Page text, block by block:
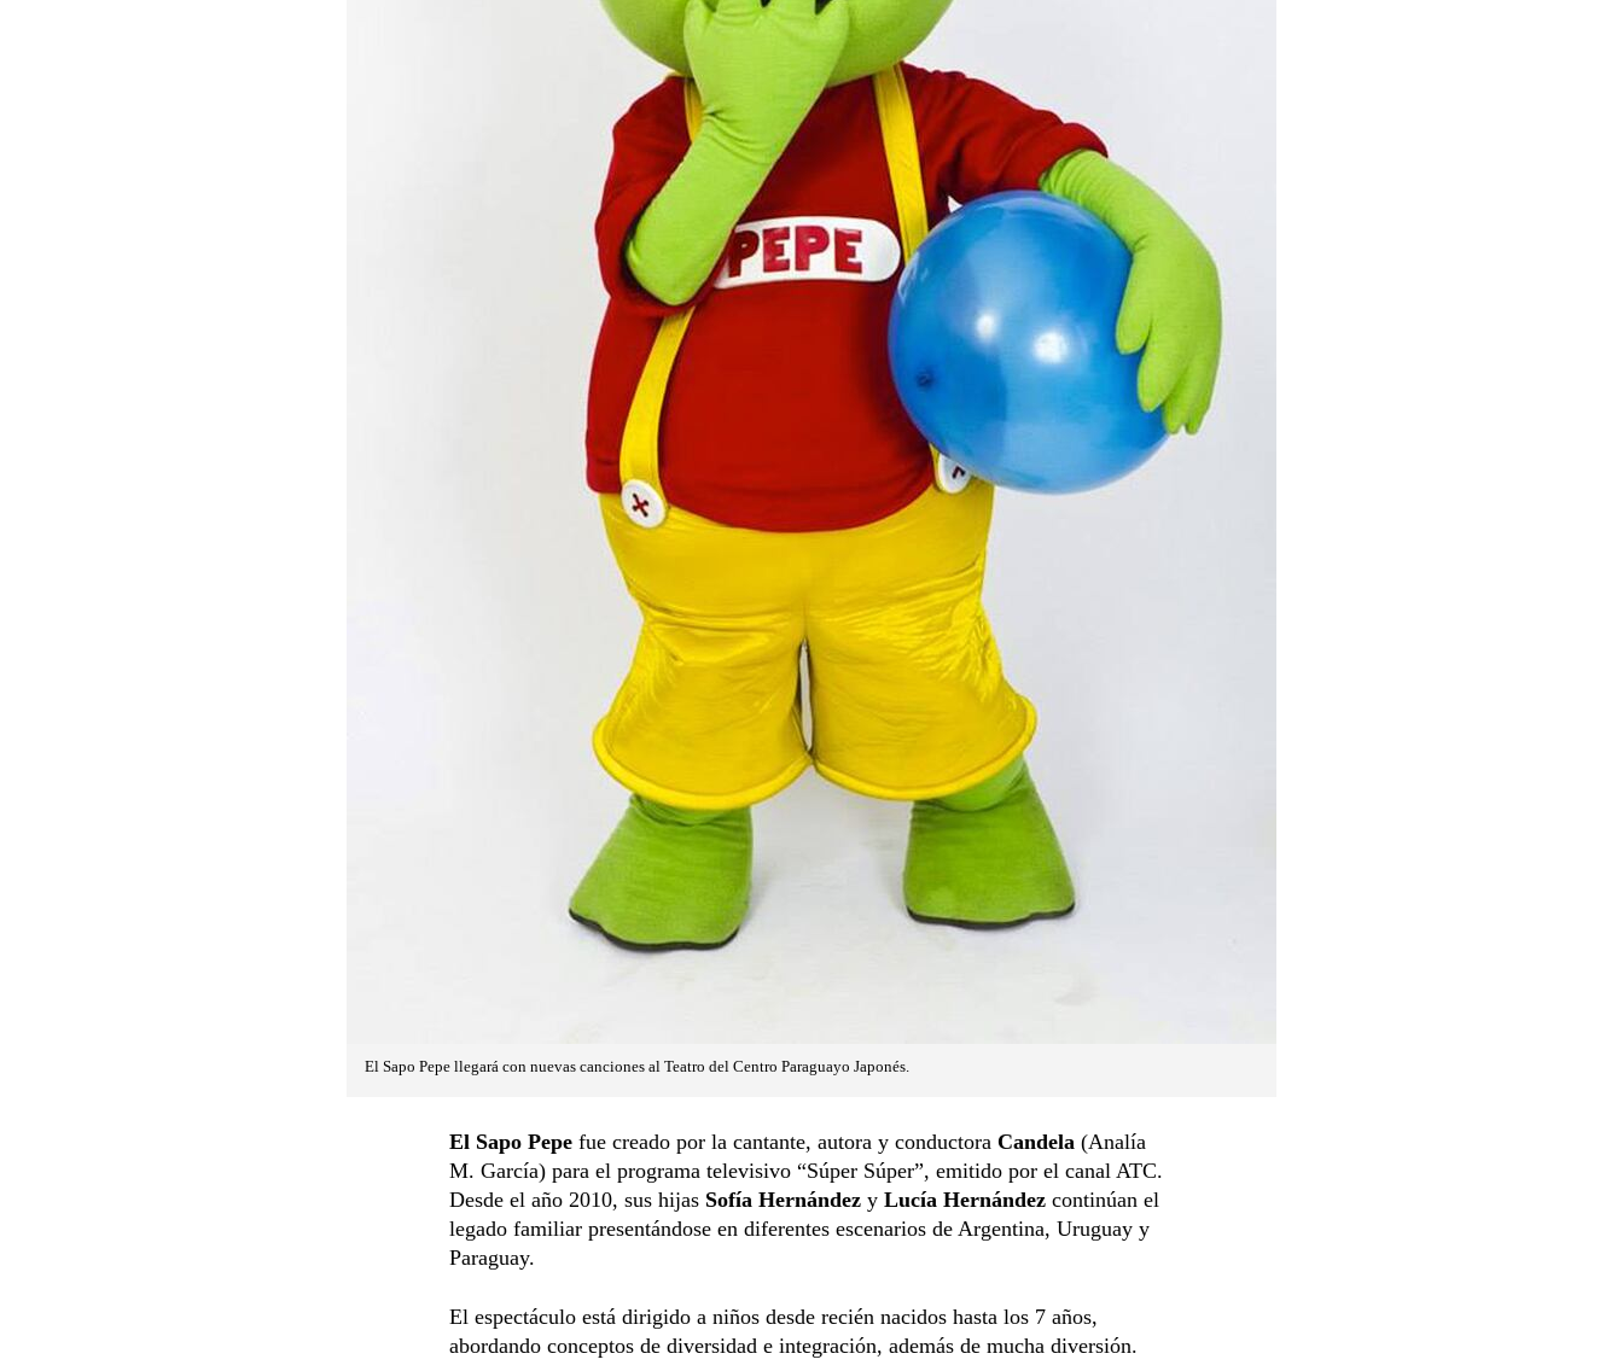
El Sapo Pepe llegará con nuevas canciones al Teatro del Centro Paraguayo Japonés.
El Sapo Pepe fue creado por la cantante, autora y conductora Candela (Analía
M. García) para el programa televisivo “Súper Súper”, emitido por el canal ATC.
Desde el año 2010, sus hijas Sofía Hernández y Lucía Hernández continúan el
legado familiar presentándose en diferentes escenarios de Argentina, Uruguay y
Paraguay.
El espectáculo está dirigido a niños desde recién nacidos hasta los 7 años,
abordando conceptos de diversidad e integración, además de mucha diversión.